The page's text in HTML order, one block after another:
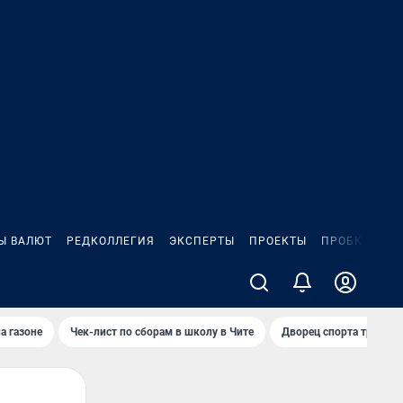
ВАЛЮТ РЕДКОЛЛЕГИЯ ЭКСПЕРТЫ ПРОЕКТЫ ПРОБКИ
газоне Чек-лист по сборам в школу в Чите Дворец спорта